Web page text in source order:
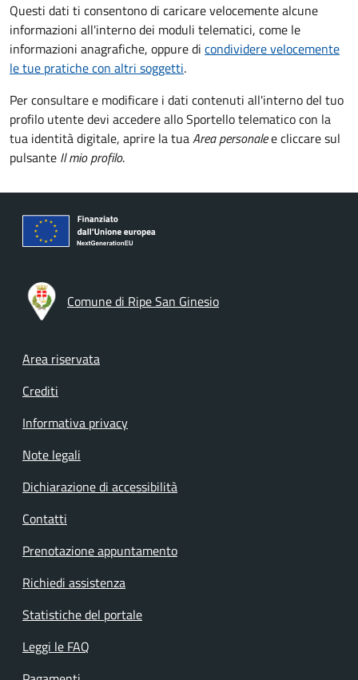
Questi dati ti consentono di caricare velocemente alcune
informazioni all'interno dei moduli telematici, come le
informazioni anagrafiche, oppure di condividere velocemente
le tue pratiche con altri soggetti.
Per consultare e modificare i dati contenuti all'interno del tuo
profilo utente devi accedere allo Sportello telematico con la
tua identità digitale, aprire la tuaArea personalee cliccare sul
pulsante Il mio profilo.
Comune di Ripe San Ginesio
Footer menu
Area riservata
Crediti
Informativa privacy
Note legali
Dichiarazione di accessibilità
Contatti
Prenotazione appuntamento
Richiedi assistenza
Statistiche del portale
Leggi le FAQ